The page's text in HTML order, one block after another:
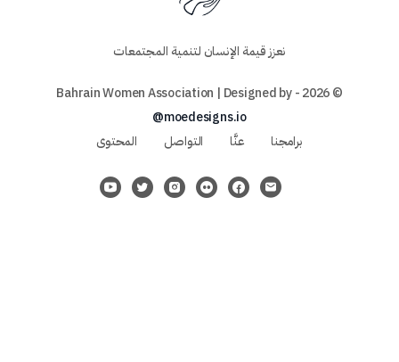
نعزز قيمة الإنسان لتنمية المجتمعات
@moedesigns.io
برامجنا
التواصل المحتوى